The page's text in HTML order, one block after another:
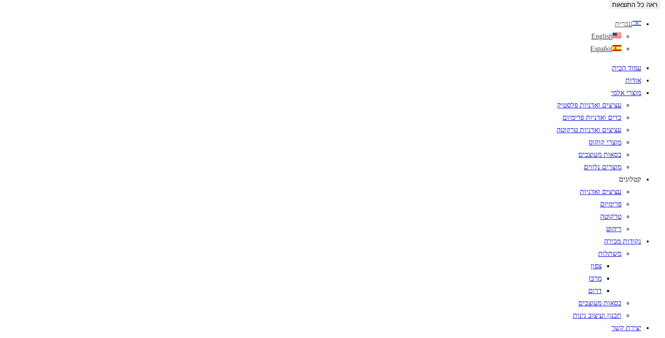
ראה כל התוצאות
עברית
English
Español
עמוד הבית
אודות
מוצרי אלמי
עציצים ואדניות פלסטיק
כדים ואדניות פרימיום
עציצים ואדניות טרקוטה
מוצרי קוקוס
כסאות מעוצבים
מוצרים נלווים
קטלוגים
עציצים ואדניות
פרימיום
טרקוטה
ריהוט
נקודות מכירה
משתלות
צפון
מרכז
דרום
כסאות מעוצבים
תכנון ועיצוב גינות
יצירת קשר